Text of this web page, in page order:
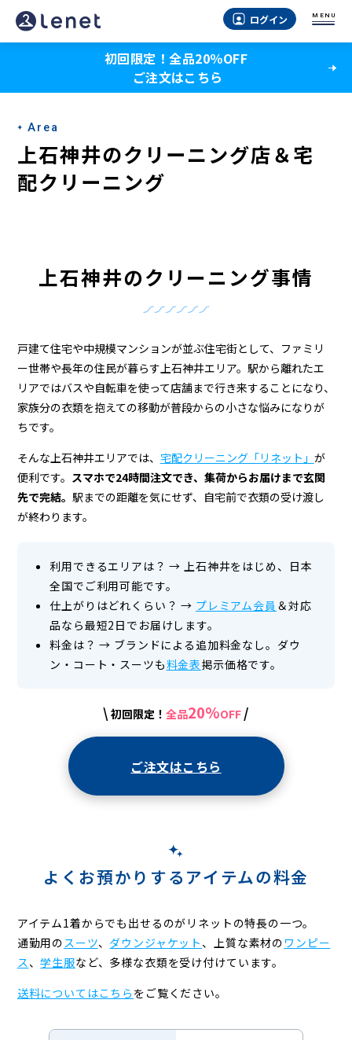
上
石
井
の
ク
リ
＆
宅
配
ク
リ
ー
ニ
ログイン MENU
初回限定！全品20％OFF
ご注文はこちら
Area
上石神井のクリーニング店＆宅
配クリーニング
上石神井のクリーニング事情
戸建て住宅や中規模マンションが並ぶ住宅街として、ファミリ
ー世帯や長年の住民が暮らす上石神井エリア。駅から離れたエ
リアではバスや自転車を使って店舗まで行き来することになり、
家族分の衣類を抱えての移動が普段からの小さな悩みになりが
ちです。
そんな上石神井エリアでは、 宅配クリーニング「リネット」 が
便利です。 スマホで24時間注文でき、集荷からお届けまで玄関
先で完結。 駅までの距離を気にせず、自宅前で衣類の受け渡し
が終わります。
利用できるエリアは？ →上石神井をはじめ、日本
全国でご利用可能です。
仕上がりはどれくらい？ → プレミアム会員 ＆対応
品なら最短2日でお届けします。
料金は？ → ブランドによる追加料金なし。ダウ
ン・コート・スーツも料金表掲示価格です。
\ 初回限定！ 全品20%OFF /
ご注文はこちら
よくお預かりするアイテムの料金
アイテム1着からでも出せるのがリネットの特長の一つ。
通勤用のスーツ、 ダウンジャケット 、上質な素材のワンピー
ス、学生服など、 多様な衣類を受け付けています。
送料についてはこちら をご覧ください。